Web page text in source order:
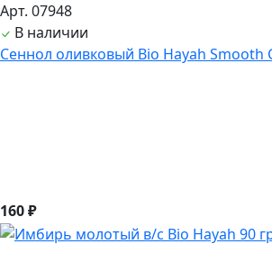
Арт. 07948
В наличии
Сеннол оливковый Bio Hayah Smooth
160 ₽